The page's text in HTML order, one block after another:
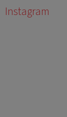
Instagram